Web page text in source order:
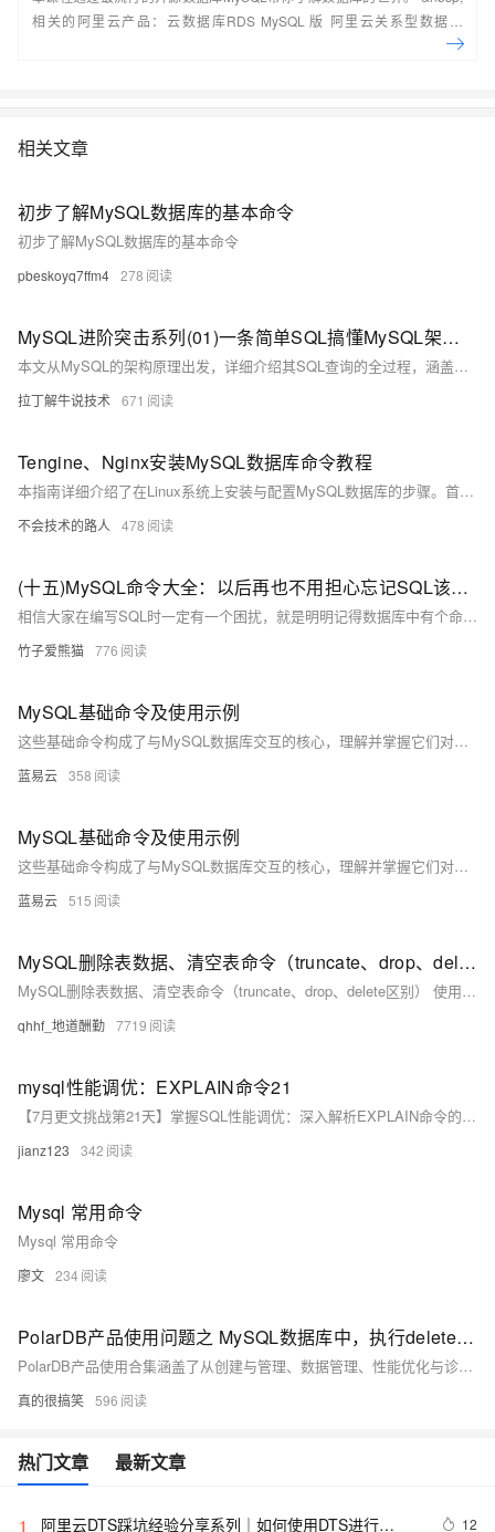
相关的阿里云产品：云数据库RDS MySQL 版 阿里云关系型数据库
RDS（Relational Database Service）是一种稳定可靠、可弹性伸缩的在
相关文章
初步了解MySQL数据库的基本命令
初步了解MySQL数据库的基本命令
pbeskoyq7ffm4 278
MySQL进阶突击系列(01)一条简单SQL搞懂MySQL架构原理 | 含实用命令参数集
本文从MySQL的架构原理出发，详细介绍其SQL查询的全过程，涵盖客户端发起SQL查询、服务端SQL接口、解析器、优化器、存储引擎及日志数据等内容。同时提供了MySQL常用的管理命令参数集，帮助读者深入了解MySQL的技术细节和优化方法。
拉丁解牛说技术 671
Tengine、Nginx安装MySQL数据库命令教程
本指南详细介绍了在Linux系统上安装与配置MySQL数据库的步骤。首先通过下载并安装MySQL社区版本，接着启动MySQL服务，使用`systemctl start mysqld.service`命令。若启动失败，可尝试使用`sudo /etc/init.d/mysqld start`。利用`systemctl status mysqld.service`检查MySQL的服务状态，确保其处于运行中。通过日志文件获取初始密码，使用该密码登录数据库，并按要求更改初始密码以增强安全性。随后创建一个名为`tengine`的数据库，最后验证数据库创建是否成功以及完成整个设置流程。
不会技术的路人 478
(十五)MySQL命令大全：以后再也不用担心忘记SQL该怎么写啦~
相信大家在编写SQL时一定有一个困扰，就是明明记得数据库中有个命令/函数，可以实现自己需要的功能，但偏偏不记得哪个命令该怎么写了，这时只能靠盲目的去百度，以此来寻找自己需要的命令。
竹子爱熊猫 776
MySQL基础命令及使用示例
这些基础命令构成了与MySQL数据库交互的核心，理解并掌握它们对于进行有效的数据库操作至关重要。在实际使用中，建议结合实际案例和需求来练习这些命令，以加深理解和提高效率。
蓝易云 358
MySQL基础命令及使用示例
这些基础命令构成了与MySQL数据库交互的核心，理解并掌握它们对于进行有效的数据库操作至关重要。在实际使用中，建议结合实际案例和需求来练习这些命令，以加深理解和提高效率。
蓝易云 515
MySQL删除表数据、清空表命令（truncate、drop、delete 区别）
MySQL删除表数据、清空表命令（truncate、drop、delete区别） 使用原则总结如下： 当你不需要该表时（删除数据和结构），用drop； 当你仍要保留该表、仅删除所有数据表内容时，用truncate； 当你要删除部分记录、且希望能回滚的话，用delete；
qhhf_地道酬勤 7719
mysql性能调优：EXPLAIN命令21
【7月更文挑战第21天】掌握SQL性能调优：深入解析EXPLAIN命令的神奇用法！
jianz123 342
Mysql 常用命令
Mysql 常用命令
廖文 234
PolarDB产品使用问题之 MySQL数据库中，执行delete命令删除数据后，存储空间通常不会立即释放，该如何优化
PolarDB产品使用合集涵盖了从创建与管理、数据管理、性能优化与诊断、安全与合规到生态与集成、运维与支持等全方位的功能和服务，旨在帮助企业轻松构建高可用、高性能且易于管理的数据库环境，满足不同业务场景的需求。用户可以通过阿里云控制台、API、SDK等方式便捷地使用这些功能，实现数据库的高效运维与持续优化。
真的很搞笑 596
热门文章 最新文章
阿里云DTS踩坑经验分享系列｜如何使用DTS进行
12